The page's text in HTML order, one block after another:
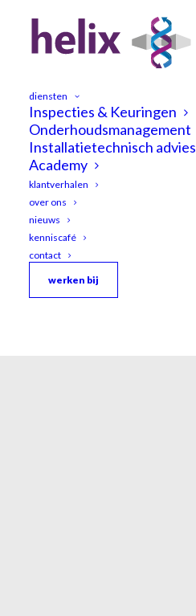
diensten
Inspecties & Keuringen
Onderhoudsmanagement
Installatietechnisch advies
Academy
klantverhalen
over ons
nieuws
kenniscafé
contact
werken bij